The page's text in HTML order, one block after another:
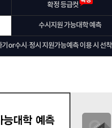
확정 등급컷
수시지원 가능대학 예측
기or수시·정시 지원가능예측 이용 시 선